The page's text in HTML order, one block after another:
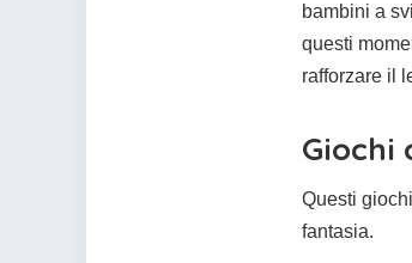
bambini a
questi
rafforzare il
Giochi
Questi
fantasia.